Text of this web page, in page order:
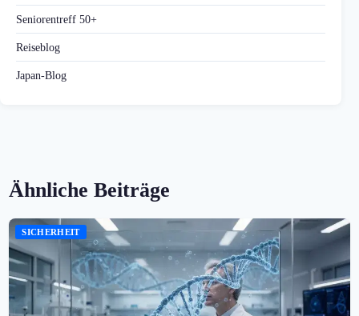
Seniorentreff 50+
Reiseblog
Japan-Blog
Ähnliche Beiträge
SICHERHEIT